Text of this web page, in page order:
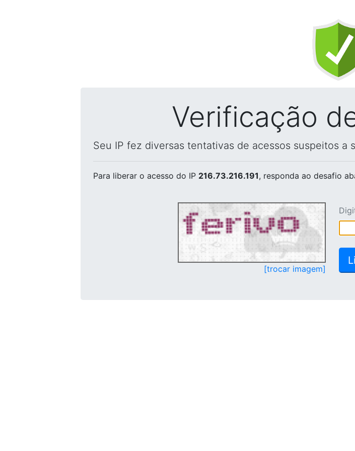
Verificação
Seu IP fez diversas tentativas de acessos suspeitos a
Para liberar o acesso do IP 216.73.216.191, responda ao desafio
[trocar imagem]